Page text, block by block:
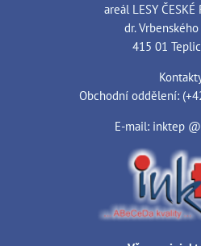
areál LESY ČESKÉ
dr.
415 01
Obchodní oddělení:
E-mail: inktep